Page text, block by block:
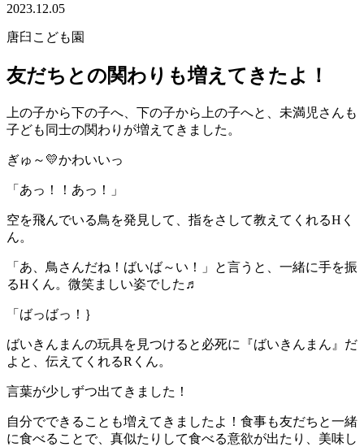
2023.12.05
唐臼こども園
友だちとの関わりも増えてきたよ！
上の子から下の子へ、下の子から上の子へと、未満児さんも
子ども同士の関わりが増えてきました。
ぎゅ～💛かわいいっ
「あっ！！あっ！」
空を飛んでいる鳥を発見して、指をさして教えてくれるHく
ん。
「あ、鳥さんだね！ばいば～い！」と言うと、一緒に手を振
るHくん。微笑ましい姿でした♬
「ばっばっ！｝
ばいきんまんの玩具を見つけると必死に『ばいきんまん』だ
よと、伝えてくれるRくん。
言葉が少しずつ出てきました！
自分でできることも増えてきましたよ！食事も友だちと一緒
に食べることで、真似たりして食べる意欲が出たり、美味し